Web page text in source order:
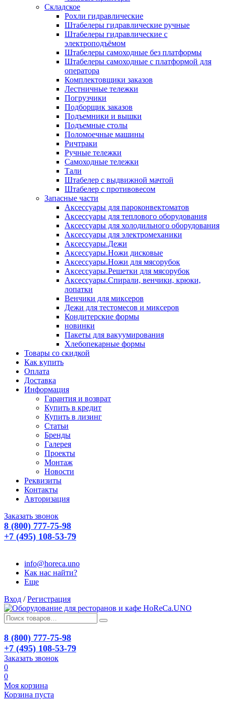
Складское
Рохли гидравлические
Штабелеры гидравлические ручные
Штабелеры гидравлические с
электроподъёмом
Штабелеры самоходные без платформы
Штабелеры самоходные с платформой для
оператора
Комплектовщики заказов
Лестничные тележки
Погрузчики
Подборщик заказов
Подъемники и вышки
Подъемные столы
Поломоечные машины
Ричтраки
Ручные тележки
Самоходные тележки
Тали
Штабелер с выдвижной мачтой
Штабелер с противовесом
Запасные части
Аксессуары для пароконвектоматов
Аксессуары для теплового оборудования
Аксессуары для холодильного оборудования
Аксессуары для электромеханики
Аксессуары.Дежи
Аксессуары.Ножи дисковые
Аксессуары.Ножи для мясорубок
Аксессуары.Решетки для мясорубок
Аксессуары.Спирали, венчики, крюки,
лопатки
Венчики для миксеров
Дежи для тестомесов и миксеров
Кондитерские формы
новинки
Пакеты для вакуумирования
Хлебопекарные формы
Товары со скидкой
Как купить
Оплата
Доставка
Информация
Гарантия и возврат
Купить в кредит
Купить в лизинг
Статьи
Бренды
Галерея
Проекты
Монтаж
Новости
Реквизиты
Контакты
Авторизация
Заказать звонок
8 (800) 777-75-98
+7 (495) 108-53-79
info@horeca.uno
Как нас найти?
Еще
Вход / Регистрация
8 (800) 777-75-98
+7 (495) 108-53-79
Заказать звонок
0
0
Моя корзина
Корзина пуста